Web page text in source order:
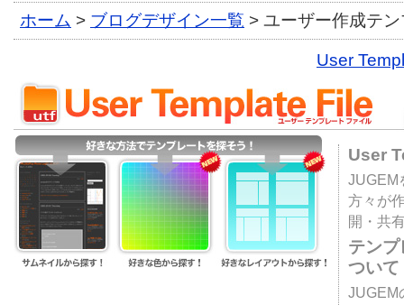
ホーム > ブログデザイン一覧 > ユーザー作成テ
User
User
JUGEM
方々が
開・共
テン
ついて
JUGEM